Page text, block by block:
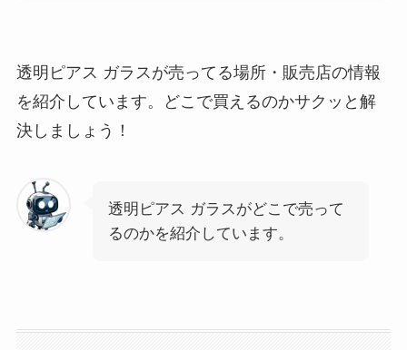
透明ピアス ガラスが売ってる場所・販売店の情報
を紹介しています。どこで買えるのかサクッと解
決しましょう！
透明ピアス ガラスがどこで売って
るのかを紹介しています。